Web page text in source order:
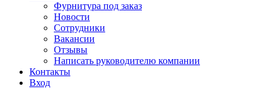
Фурнитура под заказ
Новости
Сотрудники
Вакансии
Отзывы
Написать руководителю компании
Контакты
Вход